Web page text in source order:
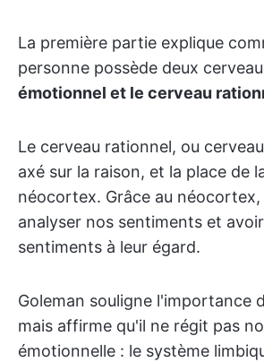
La première partie explique
personne possède deux
émotionnel et le cerveau
Le cerveau rationnel, ou
axé sur la raison, et la place de
néocortex. Grâce au
analyser nos sentiments et
sentiments à leur égard.
Goleman souligne l'importance
mais affirme qu'il ne régit pas
émotionnelle : le système